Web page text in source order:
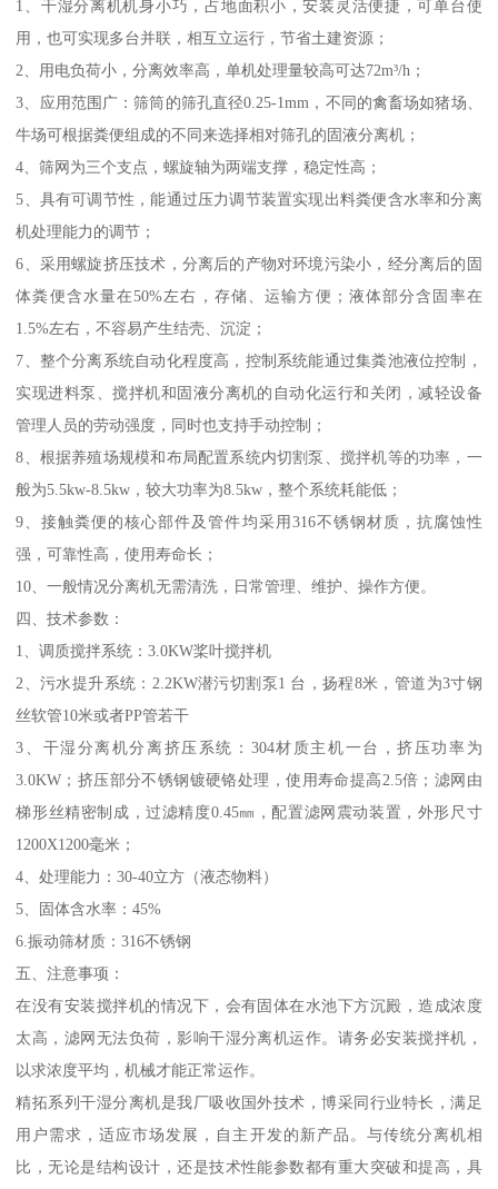
1、干湿分离机机身小巧，占地面积小，安装灵活便捷，可单台使
用，也可实现多台并联，相互立运行，节省土建资源；
2、用电负荷小，分离效率高，单机处理量较高可达72m³/h；
3、应用范围广：筛筒的筛孔直径0.25-1mm，不同的禽畜场如猪场、
牛场可根据粪便组成的不同来选择相对筛孔的固液分离机；
4、筛网为三个支点，螺旋轴为两端支撑，稳定性高；
5、具有可调节性，能通过压力调节装置实现出料粪便含水率和分离
机处理能力的调节；
6、采用螺旋挤压技术，分离后的产物对环境污染小，经分离后的固
体粪便含水量在50%左右，存储、运输方便；液体部分含固率在
1.5%左右，不容易产生结壳、沉淀；
7、整个分离系统自动化程度高，控制系统能通过集粪池液位控制，
实现进料泵、搅拌机和固液分离机的自动化运行和关闭，减轻设备
管理人员的劳动强度，同时也支持手动控制；
8、根据养殖场规模和布局配置系统内切割泵、搅拌机等的功率，一
般为5.5kw-8.5kw，较大功率为8.5kw，整个系统耗能低；
9、接触粪便的核心部件及管件均采用316不锈钢材质，抗腐蚀性
强，可靠性高，使用寿命长；
10、一般情况分离机无需清洗，日常管理、维护、操作方便。
四、技术参数：
1、调质搅拌系统：3.0KW桨叶搅拌机
2、污水提升系统：2.2KW潜污切割泵1 台，扬程8米，管道为3寸钢
丝软管10米或者PP管若干
3、干湿分离机分离挤压系统：304材质主机一台，挤压功率为
3.0KW；挤压部分不锈钢镀硬铬处理，使用寿命提高2.5倍；滤网由
梯形丝精密制成，过滤精度0.45㎜，配置滤网震动装置，外形尺寸
1200X1200毫米；
4、处理能力：30-40立方（液态物料）
5、固体含水率：45%
6.振动筛材质：316不锈钢
五、注意事项：
在没有安装搅拌机的情况下，会有固体在水池下方沉殿，造成浓度
太高，滤网无法负荷，影响干湿分离机运作。请务必安装搅拌机，
以求浓度平均，机械才能正常运作。
精拓系列干湿分离机是我厂吸收国外技术，博采同行业特长，满足
用户需求，适应市场发展，自主开发的新产品。与传统分离机相
比，无论是结构设计，还是技术性能参数都有重大突破和提高，具